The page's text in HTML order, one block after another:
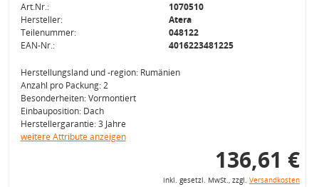
Art.Nr.:
1070510
Hersteller:
Atera
Teilenummer:
048122
EAN-Nr.:
4016223481225
Herstellungsland und -region: Rumänien
Anzahl pro Packung: 2
Besonderheiten: Vormontiert
Einbauposition: Dach
Herstellergarantie: 3 Jahre
weitere Attribute anzeigen
136,61 €
inkl. gesetzl. MwSt., zzgl. Versandkosten